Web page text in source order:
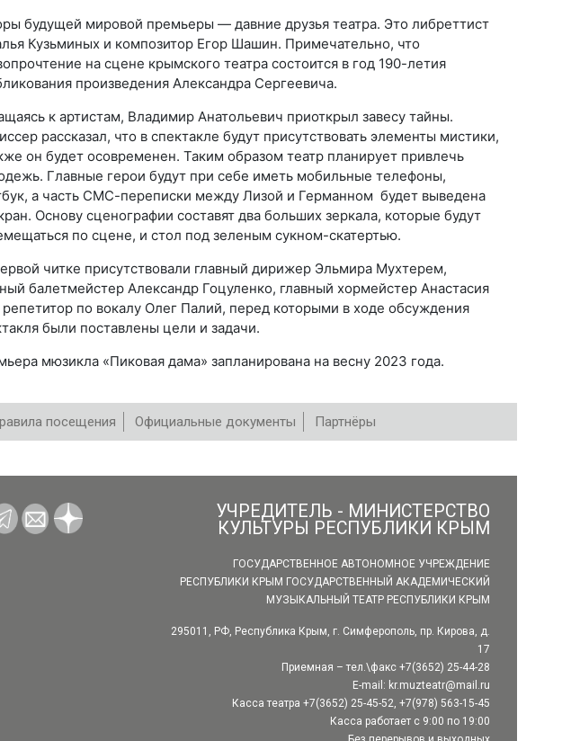
будущей мировой премьеры — давние друзья театра. Это либреттист
Кузьминых и композитор Егор Шашин. Примечательно, что
на сцене крымского театра состоится в год 190-летия
произведения Александра Сергеевича.
к артистам, Владимир Анатольевич приоткрыл завесу тайны.
рассказал, что в спектакле будут присутствовать элементы мистики,
он будет осовременен. Таким образом театр планирует привлечь
Главные герои будут при себе иметь мобильные телефоны,
а часть СМС-переписки между Лизой и Германном будет выведена
Основу сценографии составят два больших зеркала, которые будут
по сцене, и стол под зеленым сукном-скатертью.
читке присутствовали главный дирижер Эльмира Мухтерем,
балетмейстер Александр Гоцуленко, главный хормейстер Анастасия
репетитор по вокалу Олег Палий, перед которыми в ходе обсуждения
были поставлены цели и задачи.
мюзикла «Пиковая дама» запланирована на весну 2023 года.
посещения Официальные документы Партнёры
УЧРЕДИТЕЛЬ - МИНИСТЕРСТВО
КУЛЬТУРЫ РЕСПУБЛИКИ КРЫМ
ГОСУДАРСТВЕННОЕ АВТОНОМНОЕ УЧРЕЖДЕНИЕ
РЕСПУБЛИКИ КРЫМ ГОСУДАРСТВЕННЫЙ АКАДЕМИЧЕСКИЙ
МУЗЫКАЛЬНЫЙ ТЕАТР РЕСПУБЛИКИ КРЫМ
295011, РФ, Республика Крым, г. Симферополь, пр. Кирова, д.
17
Приемная – тел.\факс +7(3652) 25-44-28
E-mail: kr.muzteatr@mail.ru
Касса театра +7(3652) 25-45-52, +7(978) 563-15-45
Касса работает с 9:00 по 19:00